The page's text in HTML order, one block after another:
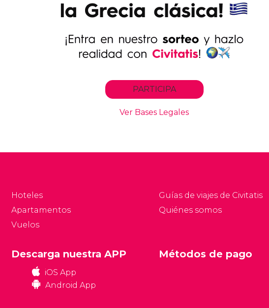
Hoteles
Apartamentos
Vuelos
Guías de viajes de Civitatis
Quiénes somos
Descarga nuestra APP
iOS App
Android App
Métodos de pago